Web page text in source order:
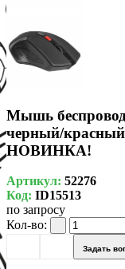
Мышь
черный/
НОВИНКА!
Артикул: 52276
Код: ID15513
по запросу
Кол-во:
Задать